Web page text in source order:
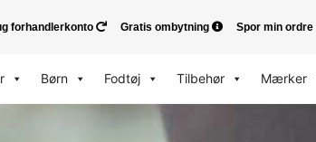
forhandlerkonto Gratis ombytning Spor min ordre
Børn Fodtøj Tilbehør Mærker